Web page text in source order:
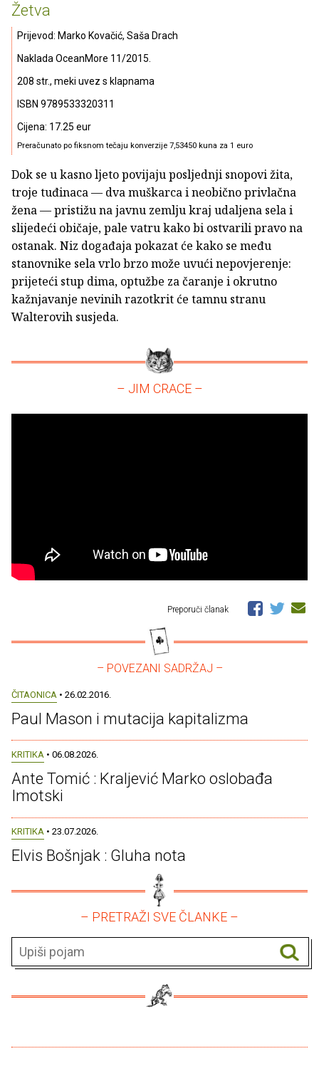
Žetva
Prijevod: Marko Kovačić, Saša Drach
Naklada OceanMore 11/2015.
208 str., meki uvez s klapnama
ISBN 9789533320311
Cijena: 17.25 eur
Preračunato po fiksnom tečaju konverzije 7,53450 kuna za 1 euro
Dok se u kasno ljeto povijaju posljednji snopovi žita,
troje tuđinaca — dva muškarca i neobično privlačna
žena — pristižu na javnu zemlju kraj udaljena sela i
slijedeći običaje, pale vatru kako bi ostvarili pravo na
ostanak. Niz događaja pokazat će kako se među
stanovnike sela vrlo brzo može uvući nepovjerenje:
prijeteći stup dima, optužbe za čaranje i okrutno
kažnjavanje nevinih razotkrit će tamnu stranu
Walterovih susjeda.
– JIM CRACE –
Preporuči članak
– POVEZANI SADRŽAJ –
ČITAONICA • 26.02.2016.
Paul Mason i mutacija kapitalizma
KRITIKA • 06.08.2026.
Ante Tomić : Kraljević Marko oslobađa
Imotski
KRITIKA • 23.07.2026.
Elvis Bošnjak : Gluha nota
– PRETRAŽI SVE ČLANKE –